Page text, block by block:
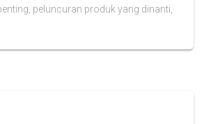
peluncuran produk yang dinanti,